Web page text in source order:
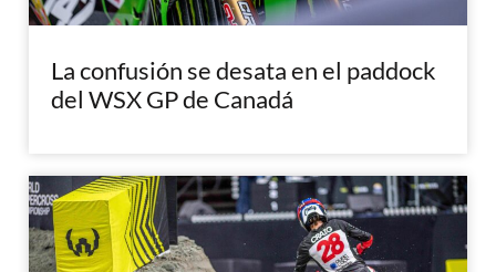
La confusión se desata en el paddock
del WSX GP de Canadá